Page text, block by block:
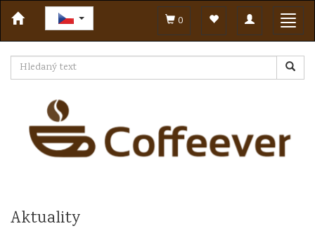
Toggle
navigation
0
Aktuality